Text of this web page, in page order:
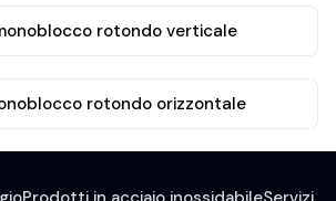
rotondo verticale
rotondo orizzontale